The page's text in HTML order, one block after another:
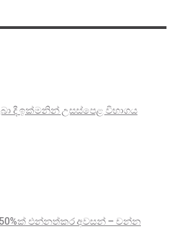
දී ඉක්මනින් උසස්පෙළ විභාගය
එන්නත්කර අවසන් – චන්න